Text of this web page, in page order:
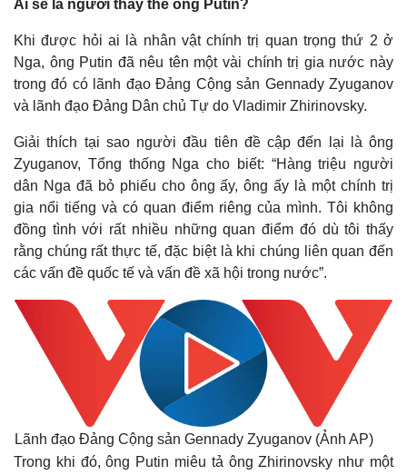
Ai sẽ là người thay thế ông Putin?
Khi được hỏi ai là nhân vật chính trị quan trọng thứ 2 ở
Nga, ông Putin đã nêu tên một vài chính trị gia nước này
trong đó có lãnh đạo Đảng Cộng sản Gennady Zyuganov
và lãnh đạo Đảng Dân chủ Tự do Vladimir Zhirinovsky.
Giải thích tại sao người đầu tiên đề cập đến lại là ông
Zyuganov, Tổng thống Nga cho biết: “Hàng triệu người
dân Nga đã bỏ phiếu cho ông ấy, ông ấy là một chính trị
gia nổi tiếng và có quan điểm riêng của mình. Tôi không
đồng tình với rất nhiều những quan điểm đó dù tôi thấy
rằng chúng rất thực tế, đặc biệt là khi chúng liên quan đến
các vấn đề quốc tế và vấn đề xã hội trong nước”.
Lãnh đạo Đảng Cộng sản Gennady Zyuganov (Ảnh AP)
Trong khi đó, ông Putin miêu tả ông Zhirinovsky như một